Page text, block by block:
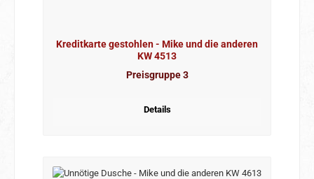
Kreditkarte gestohlen - Mike und die anderen
KW 4513
Preisgruppe 3
Details